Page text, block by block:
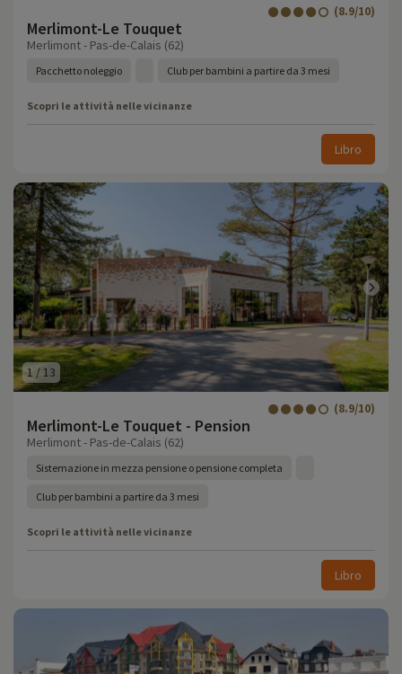
Merlimont-Le Touquet
(8.9/10)
Merlimont - Pas-de-Calais (62)
Pacchetto noleggio Club per bambini a partire da 3 mesi
Scopri le attività nelle vicinanze
Libro
1 / 13
Merlimont-Le Touquet - Pension
(8.9/10)
Merlimont - Pas-de-Calais (62)
Sistemazione in mezza pensione o pensione completa
Club per bambini a partire da 3 mesi
Scopri le attività nelle vicinanze
Libro